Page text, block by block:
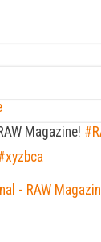
Magazine!
- RAW